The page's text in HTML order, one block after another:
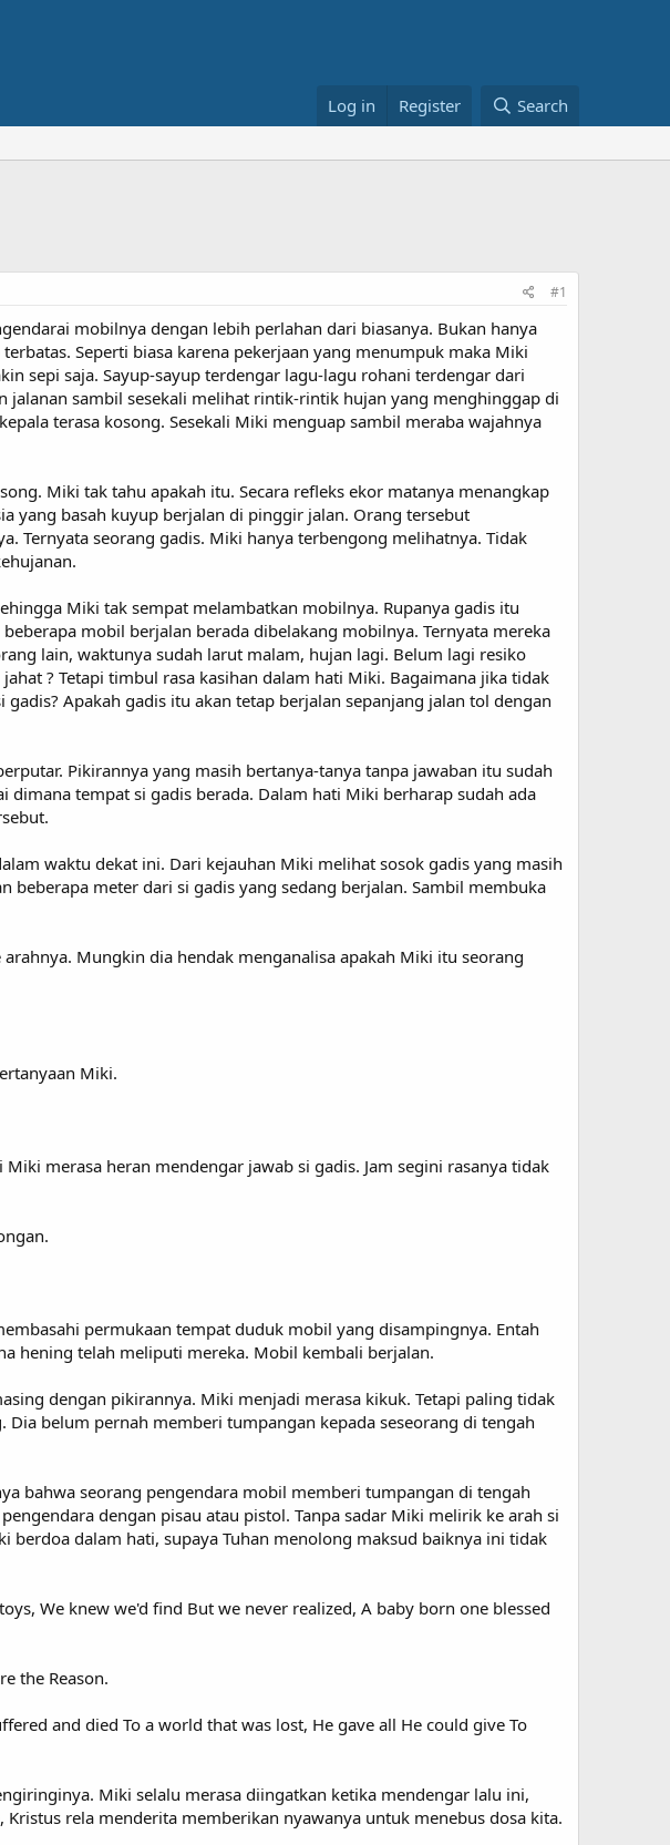
Log in Register Search
#1
mobilnya dengan lebih perlahan dari biasanya. Bukan hanya
Seperti biasa karena pekerjaan yang menumpuk maka Miki
sepi saja. Sayup-sayup terdengar lagu-lagu rohani terdengar dari
jalanan sambil sesekali melihat rintik-rintik hujan yang menghinggap di
terasa kosong. Sesekali Miki menguap sambil meraba wajahnya
Miki tak tahu apakah itu. Secara refleks ekor matanya menangkap
yang basah kuyup berjalan di pinggir jalan. Orang tersebut
Ternyata seorang gadis. Miki hanya terbengong melihatnya. Tidak
Miki tak sempat melambatkan mobilnya. Rupanya gadis itu
mobil berjalan berada dibelakang mobilnya. Ternyata mereka
lain, waktunya sudah larut malam, hujan lagi. Belum lagi resiko
? Tetapi timbul rasa kasihan dalam hati Miki. Bagaimana jika tidak
Apakah gadis itu akan tetap berjalan sepanjang jalan tol dengan
Pikirannya yang masih bertanya-tanya tanpa jawaban itu sudah
tempat si gadis berada. Dalam hati Miki berharap sudah ada
waktu dekat ini. Dari kejauhan Miki melihat sosok gadis yang masih
meter dari si gadis yang sedang berjalan. Sambil membuka
Mungkin dia hendak menganalisa apakah Miki itu seorang
Miki.
merasa heran mendengar jawab si gadis. Jam segini rasanya tidak
permukaan tempat duduk mobil yang disampingnya. Entah
hening telah meliputi mereka. Mobil kembali berjalan.
dengan pikirannya. Miki menjadi merasa kikuk. Tetapi paling tidak
belum pernah memberi tumpangan kepada seseorang di tengah
bahwa seorang pengendara mobil memberi tumpangan di tengah
dengan pisau atau pistol. Tanpa sadar Miki melirik ke arah si
dalam hati, supaya Tuhan menolong maksud baiknya ini tidak
We knew we'd find But we never realized, A baby born one blessed
the Reason.
and died To a world that was lost, He gave all He could give To
Miki selalu merasa diingatkan ketika mendengar lalu ini,
rela menderita memberikan nyawanya untuk menebus dosa kita.